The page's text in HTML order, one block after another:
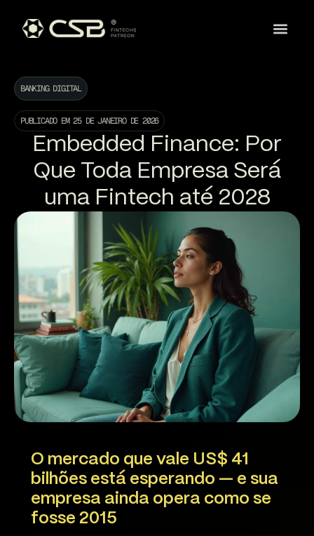
BANKING DIGITAL
PUBLICADO EM 25 DE JANEIRO DE 2026
Embedded Finance: Por
Que Toda Empresa Será
uma Fintech até 2028
O mercado que vale US$ 41
bilhões está esperando — e sua
empresa ainda opera como se
fosse 2015